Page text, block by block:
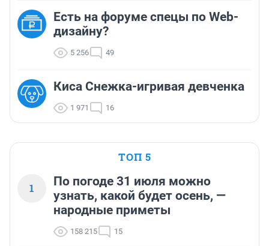
Есть на форуме спецы по Web-
дизайну?
5 256 49
Киса Снежка-игривая девченка
1 971 16
ТОП 5
1
По погоде 31 июля можно
узнать, какой будет осень, —
народные приметы
158 215 15